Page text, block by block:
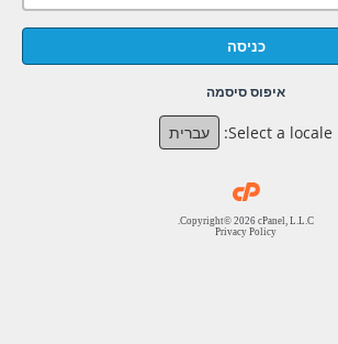
כניסה
איפוס סיסמה
Select a locale: עברית
Copyright© 2026 cPanel, L.L.C.
Privacy Policy